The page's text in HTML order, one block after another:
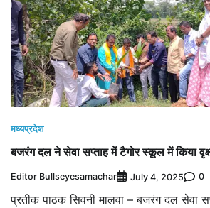
मध्यप्रदेश
बजरंग दल ने सेवा सप्ताह में टैगोर स्कूल में किया
Editor Bullseyesamachar July 4, 2025 0
प्रतीक पाठक सिवनी मालवा – बजरंग दल सेवा